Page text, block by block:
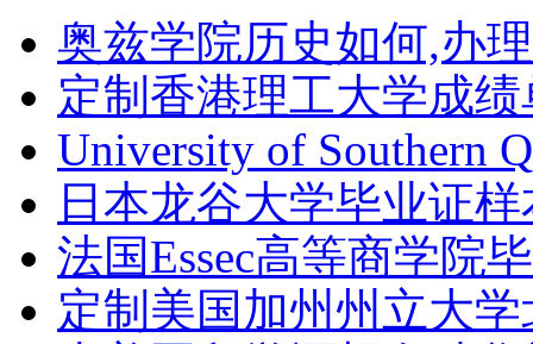
奥兹学院历史如何,办
定制香港理工大学成绩
University of Southern
日本龙谷大学毕业证
法国Essec高等商学院
定制美国加州州立大